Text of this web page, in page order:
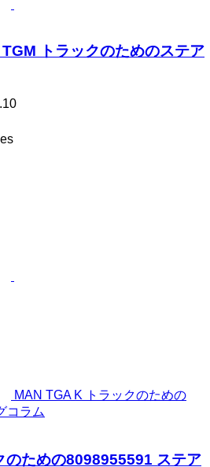
トラックのためのステア
MAN TGA K トラックのための
コラム
のための8098955591 ステア